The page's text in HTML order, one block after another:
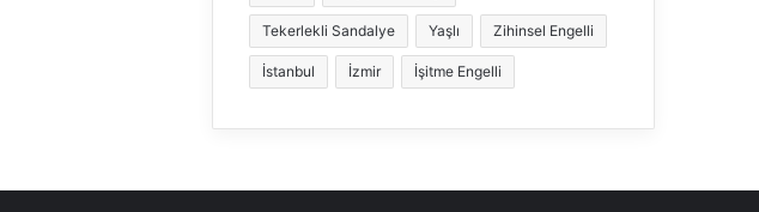
Tekerlekli Sandalye Yaşlı Zihinsel Engelli
İstanbul İzmir İşitme Engelli